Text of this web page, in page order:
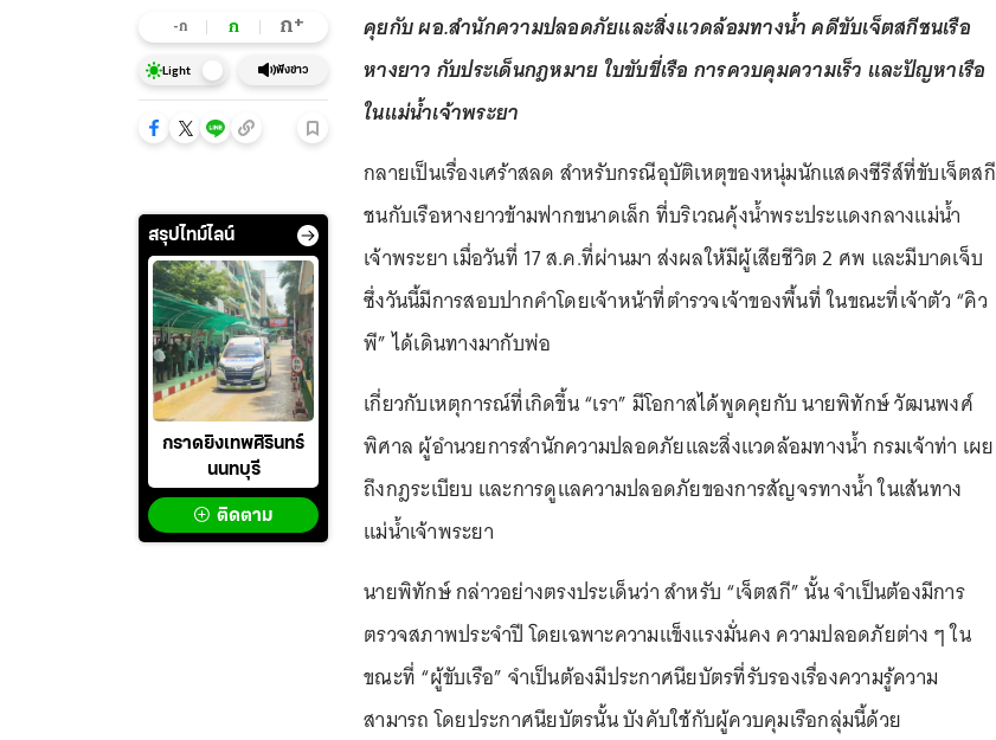
-ก ก ก+
Light ฟังข่าว
สรุปไทม์ไลน์
กราดยิงเทพศิรินทร์
นนทบุรี
ติดตาม
คุยกับ ผอ.สำนักความปลอดภัยและสิ่งแวดล้อมทางน้ำ คดีขับเจ็ตสกีชนเรือ
หางยาว กับประเด็นกฎหมาย ใบขับขี่เรือ การควบคุมความเร็ว และปัญหาเรือ
ในแม่น้ำเจ้าพระยา
กลายเป็นเรื่องเศร้าสลด สำหรับกรณีอุบัติเหตุของหนุ่มนักแสดงซีรีส์ที่ขับเจ็ตสกี
ชนกับเรือหางยาวข้ามฟากขนาดเล็ก ที่บริเวณคุ้งน้ำพระประแดงกลางแม่น้ำ
เจ้าพระยา เมื่อวันที่ 17 ส.ค.ที่ผ่านมา ส่งผลให้มีผู้เสียชีวิต 2 ศพ และมีบาดเจ็บ
ซึ่งวันนี้มีการสอบปากคำโดยเจ้าหน้าที่ตำรวจเจ้าของพื้นที่ ในขณะที่เจ้าตัว “คิว
พี” ได้เดินทางมากับพ่อ
เกี่ยวกับเหตุการณ์ที่เกิดขึ้น “เรา” มีโอกาสได้พูดคุยกับ นายพิทักษ์ วัฒนพงศ์
พิศาล ผู้อำนวยการสำนักความปลอดภัยและสิ่งแวดล้อมทางน้ำ กรมเจ้าท่า เผย
ถึงกฎระเบียบ และการดูแลความปลอดภัยของการสัญจรทางน้ำ ในเส้นทาง
แม่น้ำเจ้าพระยา
นายพิทักษ์ กล่าวอย่างตรงประเด็นว่า สำหรับ “เจ็ตสกี” นั้น จำเป็นต้องมีการ
ตรวจสภาพประจำปี โดยเฉพาะความแข็งแรงมั่นคง ความปลอดภัยต่าง ๆ ใน
ขณะที่ “ผู้ขับเรือ” จำเป็นต้องมีประกาศนียบัตรที่รับรองเรื่องความรู้ความ
สามารถ โดยประกาศนียบัตรนั้น บังคับใช้กับผู้ควบคุมเรือกลุ่มนี้ด้วย